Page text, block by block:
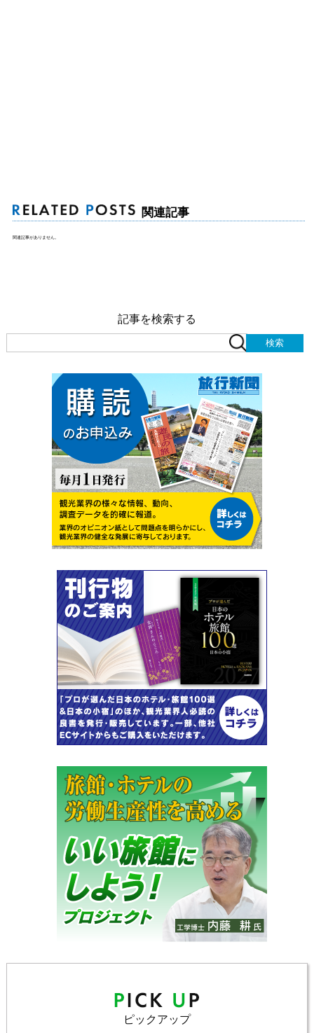
関連記事
関連記事がありません。
記事を検索する
ピックアップ